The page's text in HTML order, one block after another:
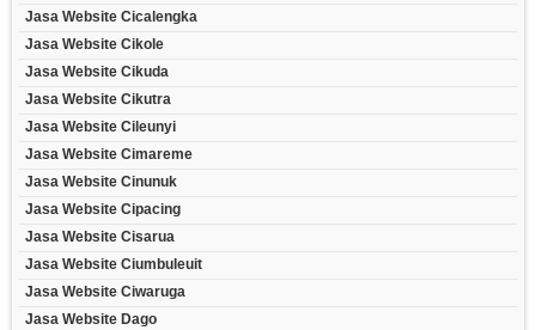
Jasa Website Cicalengka
Jasa Website Cikole
Jasa Website Cikuda
Jasa Website Cikutra
Jasa Website Cileunyi
Jasa Website Cimareme
Jasa Website Cinunuk
Jasa Website Cipacing
Jasa Website Cisarua
Jasa Website Ciumbuleuit
Jasa Website Ciwaruga
Jasa Website Dago